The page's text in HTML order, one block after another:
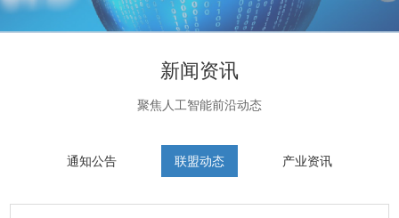
新闻资讯
聚焦人工智能前沿动态
通知公告 联盟动态 产业资讯